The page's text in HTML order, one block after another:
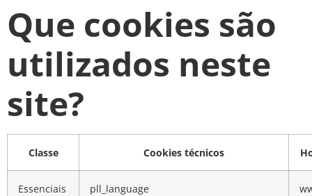
Que cookies são
utilizados neste
site?
Classe Cookies técnicos
Essenciais pll_language